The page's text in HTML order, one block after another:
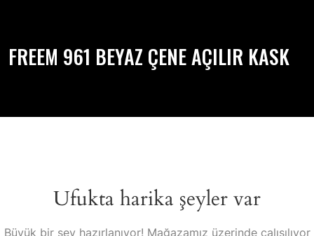
FREEM 961 BEYAZ ÇENE AÇILIR KASK
Ufukta harika şeyler var
Büyük bir şey hazırlanıyor! Mağazamız üzerinde çalışılıyor